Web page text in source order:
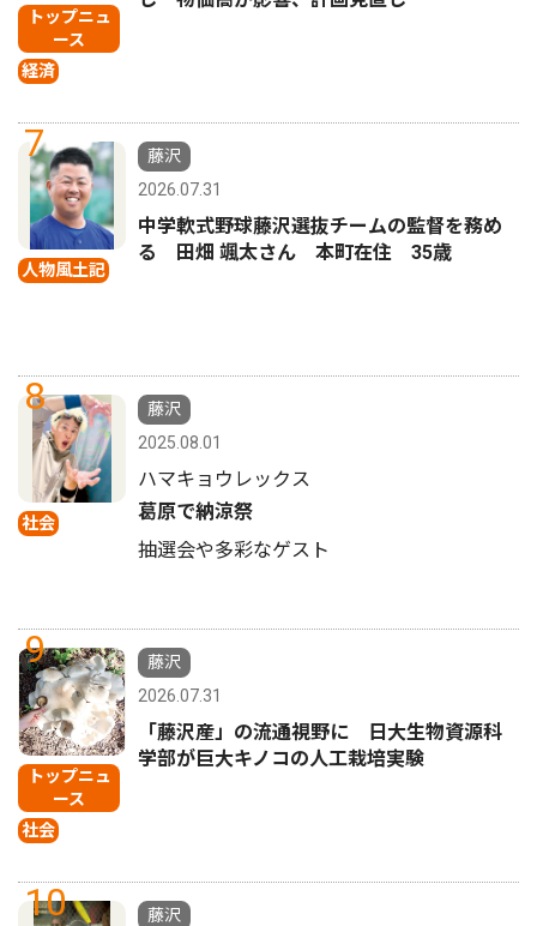
トップニュ
ース
経済
7
人物風土記
藤沢
2026.07.31
中学軟式野球藤沢選抜チームの監督を務め
る 田畑 颯太さん 本町在住 35歳
8
社会
藤沢
2025.08.01
ハマキョウレックス
葛原で納涼祭
抽選会や多彩なゲスト
9
トップニュ
ース
社会
藤沢
2026.07.31
「藤沢産」の流通視野に 日大生物資源科
学部が巨大キノコの人工栽培実験
10
藤沢